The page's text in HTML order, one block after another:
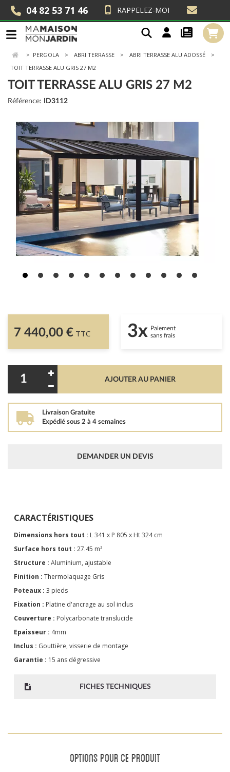
04 82 53 71 46 RAPPELEZ-MOI
> PERGOLA ABRI TERRASSE
ABRI TERRASSE ALU ADOSSÉ
TOIT TERRASSE ALU GRIS 27 M2
TOIT TERRASSE ALU GRIS 27 M2
Référence: ID3112
7 440,00 € TTC 3x Paiement
sans frais
AJOUTER AU PANIER
Livraison Gratuite
Expédié sous 2 à 4 semaines
DEMANDER UN DEVIS
CARACTÉRISTIQUES
Dimensions hors tout : L 341 x P 805 x Ht 324 cm
Surface hors tout : 27.45 m²
Structure : Aluminium, ajustable
Finition : Thermolaquage Gris
Poteaux : 3 pieds
Fixation : Platine d'ancrage au sol inclus
Couverture : Polycarbonate translucide
Epaisseur : 4mm
Inclus : Gouttière, visserie de montage
Garantie : 15 ans dégressive
FICHES TECHNIQUES
OPTIONS POUR CE PRODUIT